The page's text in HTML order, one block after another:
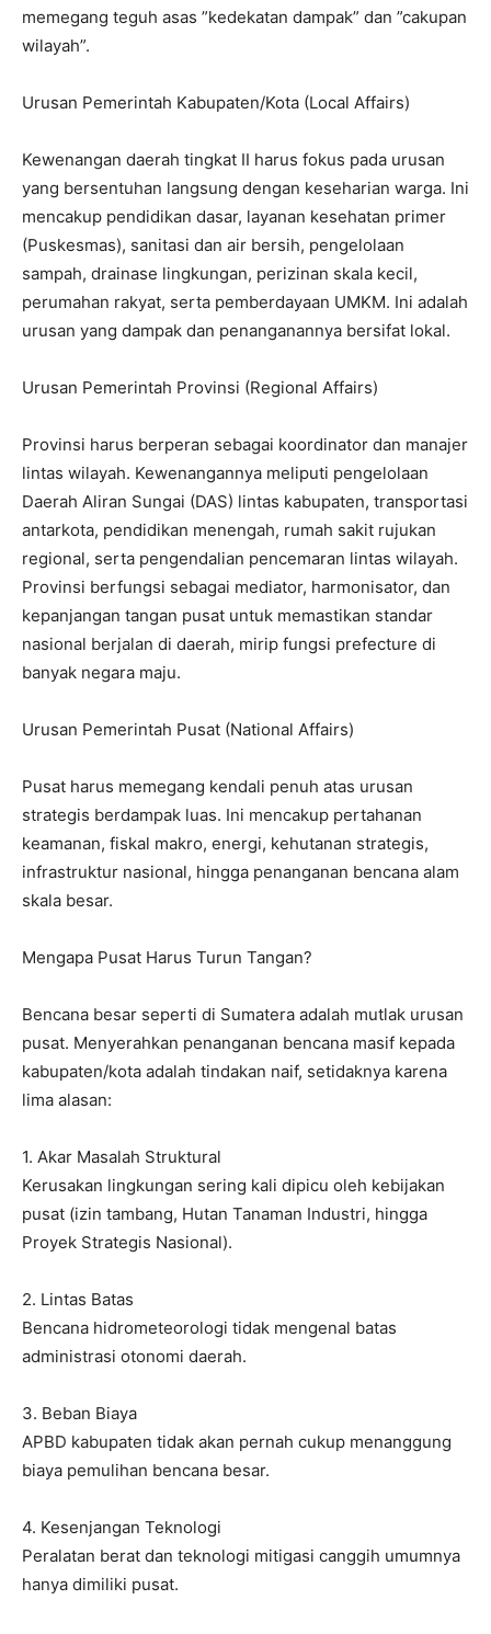
memegang teguh asas ”kedekatan dampak” dan ”cakupan
wilayah”.
Urusan Pemerintah Kabupaten/Kota (Local Affairs)
Kewenangan daerah tingkat II harus fokus pada urusan
yang bersentuhan langsung dengan keseharian warga. Ini
mencakup pendidikan dasar, layanan kesehatan primer
(Puskesmas), sanitasi dan air bersih, pengelolaan
sampah, drainase lingkungan, perizinan skala kecil,
perumahan rakyat, serta pemberdayaan UMKM. Ini adalah
urusan yang dampak dan penanganannya bersifat lokal.
Urusan Pemerintah Provinsi (Regional Affairs)
Provinsi harus berperan sebagai koordinator dan manajer
lintas wilayah. Kewenangannya meliputi pengelolaan
Daerah Aliran Sungai (DAS) lintas kabupaten, transportasi
antarkota, pendidikan menengah, rumah sakit rujukan
regional, serta pengendalian pencemaran lintas wilayah.
Provinsi berfungsi sebagai mediator, harmonisator, dan
kepanjangan tangan pusat untuk memastikan standar
nasional berjalan di daerah, mirip fungsi prefecture di
banyak negara maju.
Urusan Pemerintah Pusat (National Affairs)
Pusat harus memegang kendali penuh atas urusan
strategis berdampak luas. Ini mencakup pertahanan
keamanan, fiskal makro, energi, kehutanan strategis,
infrastruktur nasional, hingga penanganan bencana alam
skala besar.
Mengapa Pusat Harus Turun Tangan?
Bencana besar seperti di Sumatera adalah mutlak urusan
pusat. Menyerahkan penanganan bencana masif kepada
kabupaten/kota adalah tindakan naif, setidaknya karena
lima alasan:
1. Akar Masalah Struktural
Kerusakan lingkungan sering kali dipicu oleh kebijakan
pusat (izin tambang, Hutan Tanaman Industri, hingga
Proyek Strategis Nasional).
2. Lintas Batas
Bencana hidrometeorologi tidak mengenal batas
administrasi otonomi daerah.
3. Beban Biaya
APBD kabupaten tidak akan pernah cukup menanggung
biaya pemulihan bencana besar.
4. Kesenjangan Teknologi
Peralatan berat dan teknologi mitigasi canggih umumnya
hanya dimiliki pusat.